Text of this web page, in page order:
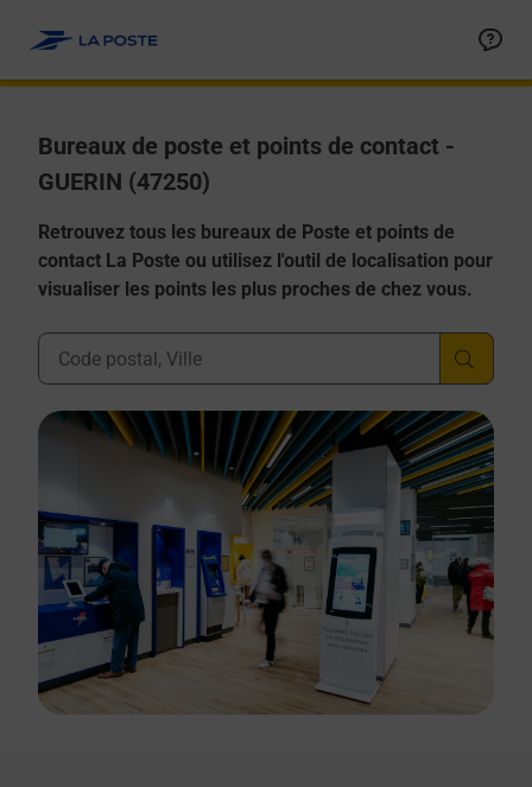
Bureaux de poste et points de contact -
GUERIN (47250)
Retrouvez tous les bureaux de Poste et points de
contact La Poste ou utilisez l'outil de localisation pour
visualiser les points les plus proches de chez vous.
Ville, Département, Code Postal